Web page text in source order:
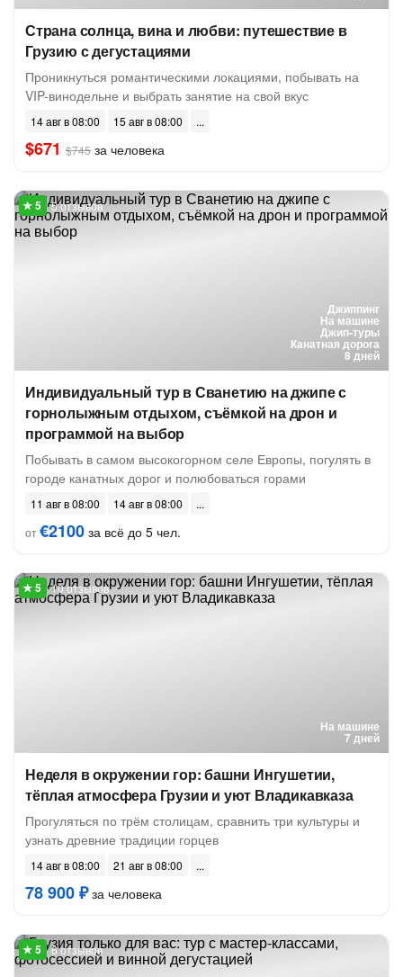
Страна солнца, вина и любви: путешествие в
Грузию с дегустациями
Проникнуться романтическими локациями, побывать на
VIP-винодельне и выбрать занятие на свой вкус
14 авг в 08:00 15 авг в 08:00
$671 $745 за человека
Джиппинг
На машине
Джип-туры
Канатная дорога
8 дней
5 отзывов
Индивидуальный тур в Сванетию на джипе с
горнолыжным отдыхом, съёмкой на дрон и
программой на выбор
Побывать в самом высокогорном селе Европы, погулять в
городе канатных дорог и полюбоваться горами
11 авг в 08:00
14 авг в 08:00
от€2100 за всё до 5 чел.
На машине
7 дней
10 отзывов
Неделя в окружении гор: башни Ингушетии,
тёплая атмосфера Грузии и уют Владикавказа
Прогуляться по трём столицам, сравнить три культуры и
узнать древние традиции горцев
14 авг в 08:00 21 авг в 08:00
78 900 ₽за человека
6 отзывов